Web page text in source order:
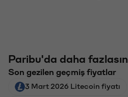
Paribu'da daha
Son gezilen geçmiş fiyatlar
3 Mart 2026 Litecoin fiyatı